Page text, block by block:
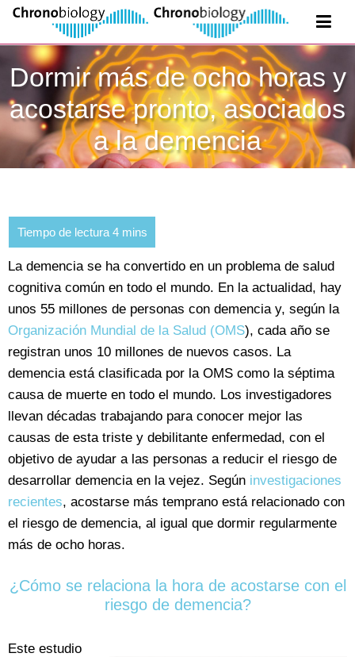
Dormir más de ocho horas y
acostarse pronto, asociados
a la demencia
La demencia se ha convertido en un problema de salud
cognitiva común en todo el mundo. En la actualidad, hay
unos 55 millones de personas con demencia y, según la
Organización Mundial de la Salud (OMS), cada año se
registran unos 10 millones de nuevos casos. La
demencia está clasificada por la OMS como la séptima
causa de muerte en todo el mundo. Los investigadores
llevan décadas trabajando para conocer mejor las
causas de esta triste y debilitante enfermedad, con el
objetivo de ayudar a las personas a reducir el riesgo de
desarrollar demencia en la vejez. Según investigaciones
recientes, acostarse más temprano está relacionado con
el riesgo de demencia, al igual que dormir regularmente
más de ocho horas.
¿Cómo se relaciona la hora de acostarse con el
riesgo de demencia?
Este estudio